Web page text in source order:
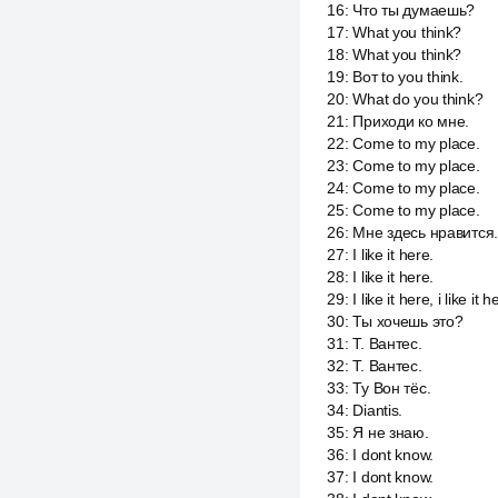
16: Что ты думаешь?
17:What you think?
18:What you think?
19: Вот to you think.
20:What do you think?
21 : Приходи ко мне.
22:Come to my place.
23:Come to my place.
24:Come to my place.
25:Come to my place.
26: Мне здесь нравится.
27: I like it here.
28: I like it here.
29: I like it here, i like it
30:Ты хочешь это?
31 :T. Вантес.
32:T. Вантес.
33:Ту Вон тёс.
34: Diantis.
35: Я не знаю.
36: I dont know.
37: I dont know.